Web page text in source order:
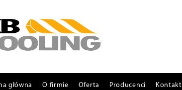
główna O firmie Oferta Producenci Kontakt